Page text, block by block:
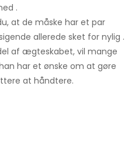
.
at de måske har et par
allerede sket for nylig .
af ægteskabet, vil mange
har et ønske om at gøre
at håndtere.